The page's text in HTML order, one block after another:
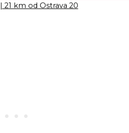
| 21 km od Ostrava 20